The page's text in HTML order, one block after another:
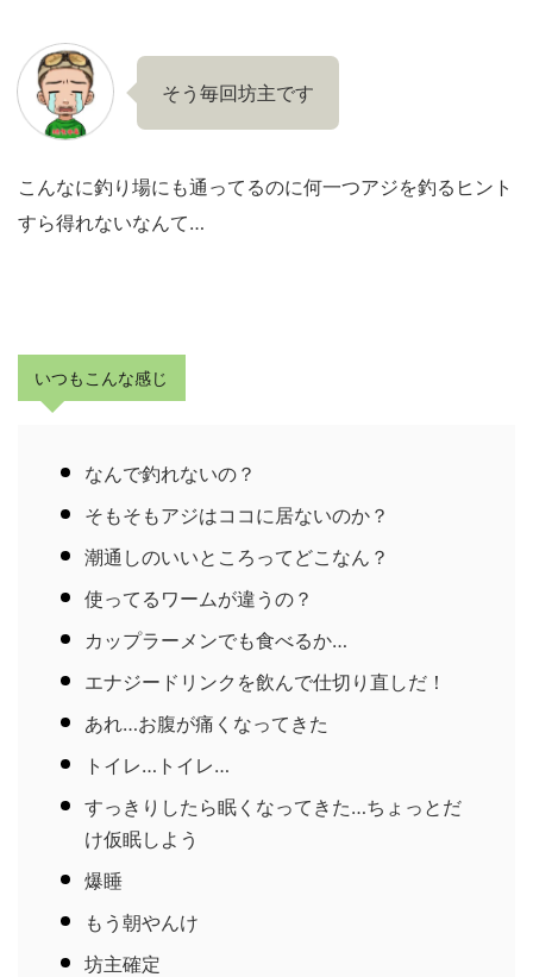
そう毎回坊主です
こんなに釣り場にも通ってるのに何一つアジを釣るヒント
すら得れないなんて…
いつもこんな感じ
なんで釣れないの？
そもそもアジはココに居ないのか？
潮通しのいいところってどこなん？
使ってるワームが違うの？
カップラーメンでも食べるか…
エナジードリンクを飲んで仕切り直しだ！
あれ…お腹が痛くなってきた
トイレ…トイレ…
すっきりしたら眠くなってきた…ちょっとだ
け仮眠しよう
爆睡
もう朝やんけ
坊主確定